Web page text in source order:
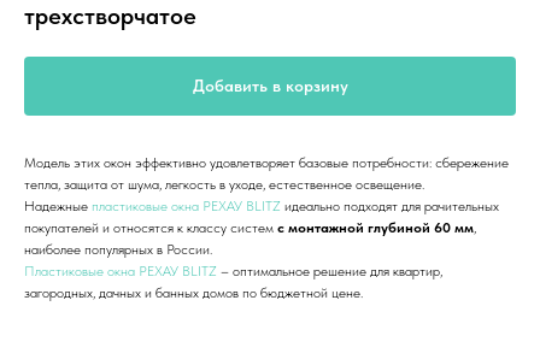
трехстворчатое
Добавить в корзину
Модель этих окон эффективно удовлетворяет базовые потребности: сбережение
тепла, защита от шума, легкость в уходе, естественное освещение.
Надежные пластиковые окна РЕХАУ BLITZ идеально подходят для рачительных
покупателей и относятся к классу систем с монтажной глубиной 60 мм,
наиболее популярных в России.
Пластиковые окна РЕХАУ BLITZ – оптимальное решение для квартир,
загородных, дачных и банных домов по бюджетной цене.